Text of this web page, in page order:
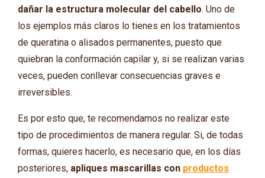
dañar la estructura molecular del cabello. Uno de
los ejemplos más claros lo tienes en los tratamientos
de queratina o alisados permanentes, puesto que
quiebran la conformación capilar y, si se realizan varias
veces, pueden conllevar consecuencias graves e
irreversibles.
Es por esto que, te recomendamos no realizar este
tipo de procedimientos de manera regular. Si, de todas
formas, quieres hacerlo, es necesario que, en los días
posteriores,apliques mascarillas con productos